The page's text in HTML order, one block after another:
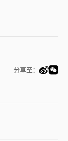
分享至：